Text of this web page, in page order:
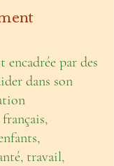
encadrée par des
dans son
travail,